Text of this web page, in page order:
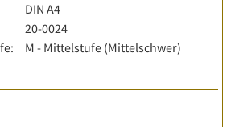
DIN A4
20-0024
M - Mittelstufe (Mittelschwer)